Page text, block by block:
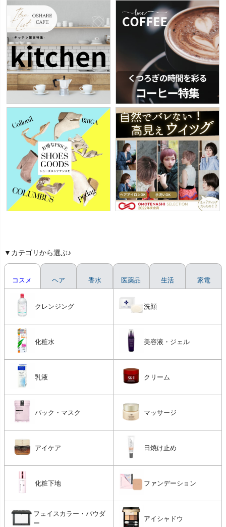
▼カテゴリから選ぶ♪
コスメ
クレンジング 洗顔
化粧水 美容液・ジェル
乳液 クリーム
パック・マスク マッサージ
アイケア 日焼け止め
化粧下地 ファンデーション
フェイスカラー・パウダ
ー
アイシャドウ
ヘア 香水 医薬品 生活 家電